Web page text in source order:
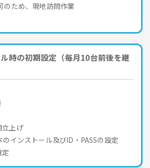
のため、現地訪問作業
時の初期設定（毎月10台前後を継
立上げ
インストール及びID・PASSの設定